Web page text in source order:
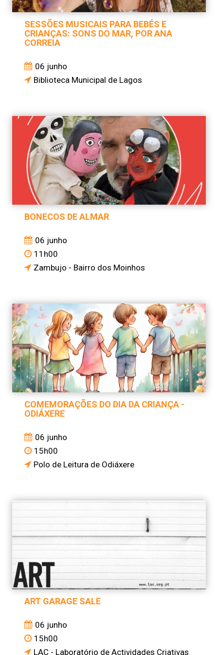
SESSÕES MUSICAIS PARA BEBÉS E
CRIANÇAS: SONS DO MAR, POR ANA
CORREIA
06 junho
Biblioteca Municipal de Lagos
BONECOS DE ALMAR
06 junho
11h00
Zambujo - Bairro dos Moinhos
COMEMORAÇÕES DO DIA DA CRIANÇA -
ODIÁXERE
06 junho
15h00
Polo de Leitura de Odiáxere
ART GARAGE SALE
06 junho
15h00
LAC - Laboratório de Actividades Criativas